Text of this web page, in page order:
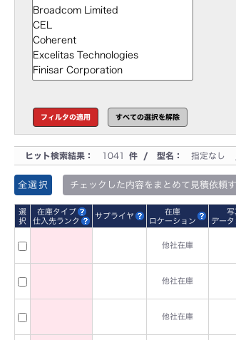
ヒット検索結果： 1041 件 / 型名： 指定なし
全選択 チェックした内容をまとめて見積依頼
選
択
在庫タイプ
仕入先ランク
サプライヤ
在庫
ロケーション
写
データ
他社在庫
他社在庫
他社在庫